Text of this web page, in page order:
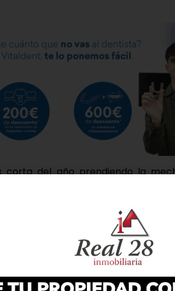
corta del año prendiendo la
El próximo lunes 23 de junio, la
se quema el pasado y se da pie
con diversas actuaciones y
Área de Bienestar Social.
disfrutar de una tarde de diversión
horas, jóvenes y mayores
del dj local Iker Castro y